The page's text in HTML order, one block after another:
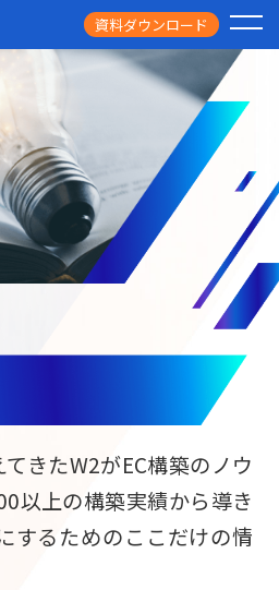
資料ダウンロード
ビス
ト構築
/定期通販
ト構築
事例
立ち情報
ース
きたW2がEC構築のノウ
以上の構築実績から導き
するためのここだけの情